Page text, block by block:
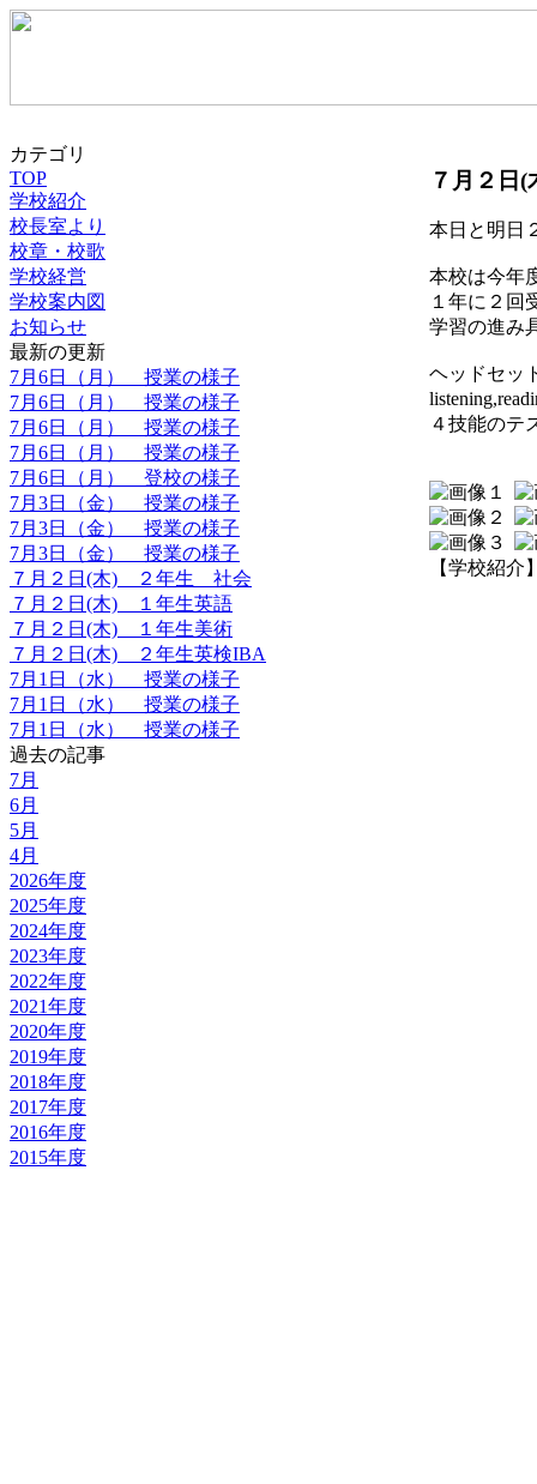
カテゴリ
TOP
学校紹介
校長室より
校章・校歌
学校経営
学校案内図
お知らせ
最新の更新
7月6日（月） 授業の様子
7月6日（月） 授業の様子
7月6日（月） 授業の様子
7月6日（月） 授業の様子
7月6日（月） 登校の様子
7月3日（金） 授業の様子
7月3日（金） 授業の様子
7月3日（金） 授業の様子
７月２日(木) ２年生 社会
７月２日(木) １年生英語
７月２日(木) １年生美術
７月２日(木) ２年生英検IBA
7月1日（水） 授業の様子
7月1日（水） 授業の様子
7月1日（水） 授業の様子
過去の記事
7月
6月
5月
4月
2026年度
2025年度
2024年度
2023年度
2022年度
2021年度
2020年度
2019年度
2018年度
2017年度
2016年度
2015年度
７月２日
本日と明日
本校は今年
１年に２回
学習の進み
ヘッドセッ
４技能のテ
【学校紹介